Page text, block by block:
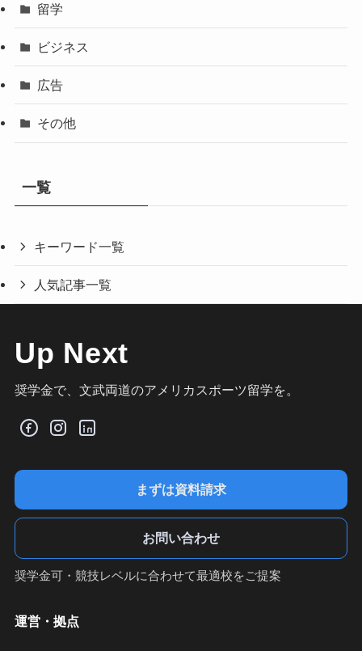
留学
ビジネス
広告
その他
一覧
キーワード一覧
人気記事一覧
Up Next
奨学金で、文武両道のアメリカスポーツ留学を。
まずは資料請求
お問い合わせ
奨学金可・競技レベルに合わせて最適校をご提案
運営・拠点